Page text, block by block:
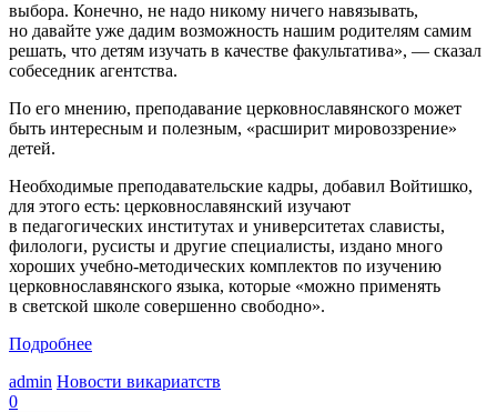
выбора. Конечно, не надо никому ничего навязывать,
но давайте уже дадим возможность нашим родителям самим
решать, что детям изучать в качестве факультатива», — сказал
собеседник агентства.
По его мнению, преподавание церковнославянского может
быть интересным и полезным, «расширит мировоззрение»
детей.
Необходимые преподавательские кадры, добавил Войтишко,
для этого есть: церковнославянский изучают
в педагогических институтах и университетах слависты,
филологи, русисты и другие специалисты, издано много
хороших учебно-методических комплектов по изучению
церковнославянского языка, которые «можно применять
в светской школе совершенно свободно».
Подробнее
admin Новости викариатств
0